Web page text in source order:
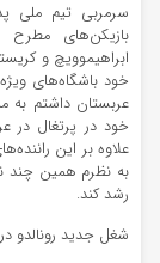
سرمربی تیم ملی
بازیکن‌های مطرح
ابراهیموویچ و
خود باشگاه‌های
عربستان داشتم به
خود در پرتغال
علاوه بر این
به نظرم همین چند
رشد کند.
شغل جدید رونالدو